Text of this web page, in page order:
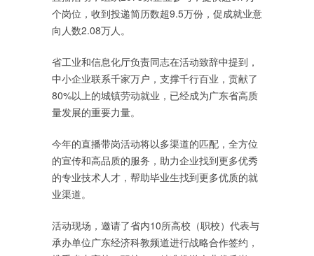
个岗位，收到投递简历数超9.5万份，促成就业意
向人数2.08万人。
省工业和信息化厅负责同志在活动致辞中提到，
中小企业联系千家万户，支撑千行百业，贡献了
80%以上的城镇劳动就业，已经成为广东省高质
量发展的重要力量。
今年的直播带岗活动将以多渠道的匹配，全方位
的宣传和高品质的服务，助力企业找到更多优秀
的专业技术人才，帮助毕业生找到更多优质的就
业渠道。
活动现场，邀请了省内10所高校（职校）代表与
承办单位广东经济科教频道进行战略合作签约，